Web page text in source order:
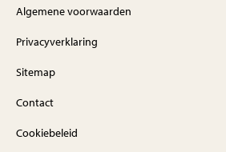
Algemene voorwaarden
Privacyverklaring
Sitemap
Contact
Cookiebeleid